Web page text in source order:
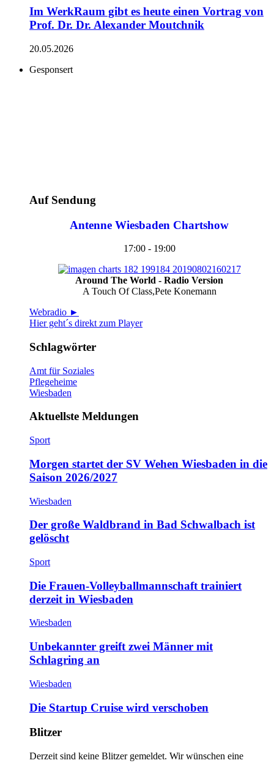
Im WerkRaum gibt es heute einen Vortrag von
Prof. Dr. Dr. Alexander Moutchnik
20.05.2026
Gesponsert
Auf Sendung
Antenne Wiesbaden Chartshow
17:00 - 19:00
Around The World - Radio Version
A Touch Of Class,Pete Konemann
Webradio ►
Hier geht´s direkt zum Player
Schlagwörter
Amt für Soziales
Pflegeheime
Wiesbaden
Aktuellste Meldungen
Sport
Morgen startet der SV Wehen Wiesbaden in die
Saison 2026/2027
Wiesbaden
Der große Waldbrand in Bad Schwalbach ist
gelöscht
Sport
Die Frauen-Volleyballmannschaft trainiert
derzeit in Wiesbaden
Wiesbaden
Unbekannter greift zwei Männer mit
Schlagring an
Wiesbaden
Die Startup Cruise wird verschoben
Blitzer
Derzeit sind keine Blitzer gemeldet. Wir wünschen eine